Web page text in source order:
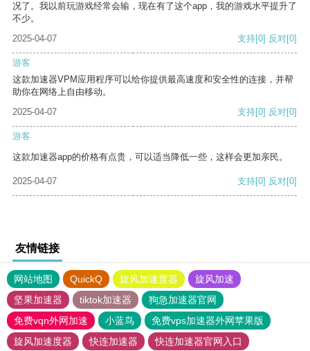
况了。我以前玩游戏经常会输，现在有了这个app，我的游戏水平提升了
不少。
2025-04-07
支持[0] 反对[0]
游客
这款加速器VPM应用程序可以给你提供最高速度和安全性的连接，并帮
助你在网络上自由移动。
2025-04-07
支持[0] 反对[0]
游客
这款加速器app的价格有点贵，可以适当降低一些，这样会更加亲民。
2025-04-07 支持[0] 反对[0]
友情链接
网站地图 QuickQ 旋风加速度器
旋风加速
坚果加速器
tiktok加速器
狗急加速器官网
免费vqn外网加速
小蓝鸟
免费vps加速器外网苹果版
旋风加速度器
快连加速器
快连加速器官网入口